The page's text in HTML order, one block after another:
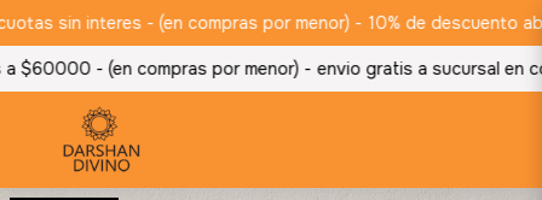
sin interes - (en compras por menor) - 10% de descuento
$60000 - (en compras por menor) - envio gratis a sucursal en